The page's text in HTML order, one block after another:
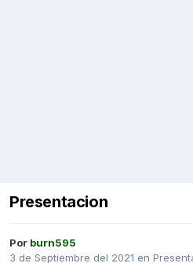
Presentacion
Por burn595
3 de Septiembre del 2021 en